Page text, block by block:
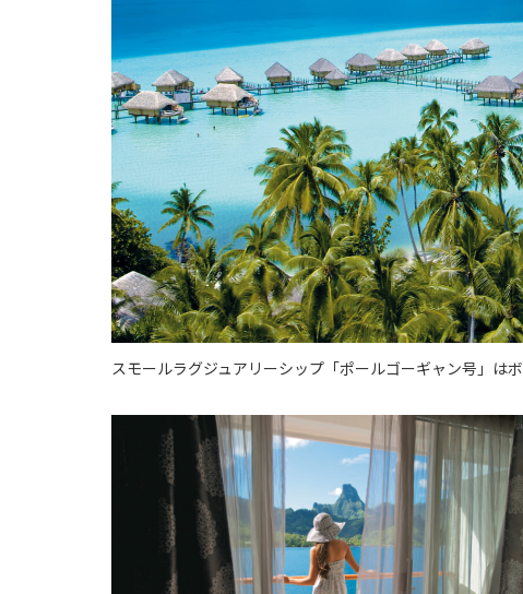
スモールラグジュアリーシップ「ポールゴーギャン号」は